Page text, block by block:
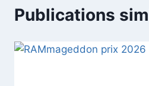
Publications